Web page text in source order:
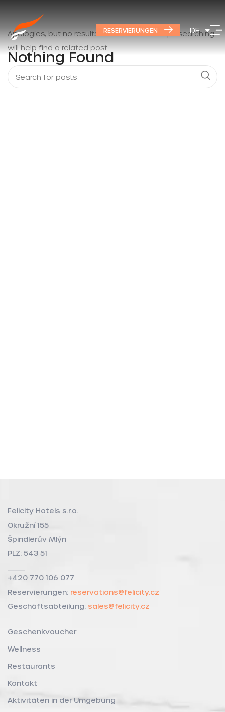
RESERVIERUNGEN DE
PL
Hostel Rico – Pokoje
Nothing Found
Apologies, but no results were found. Perhaps searching
will help find a related post.
Felicity Hotels s.r.o.
Okružní 155
Špindlerův Mlýn
PLZ: 543 51
+420 770 106 077
Reservierungen: reservations@felicity.cz
Geschäftsabteilung: sales@felicity.cz
Geschenkvoucher
Wellness
Restaurants
Kontakt
Aktivitäten in der Umgebung